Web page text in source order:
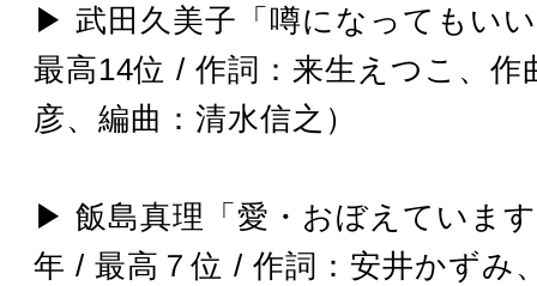
▶︎ 武田久美子「噂になってもい
最高14位 / 作詞：来生えつこ、作
彦、編曲：清水信之）
▶︎ 飯島真理「愛・おぼえていま
年 / 最高７位 / 作詞：安井かずみ